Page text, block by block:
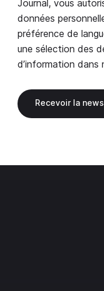
Journal, vous
données
préférence de
une sélection des
d’information dans